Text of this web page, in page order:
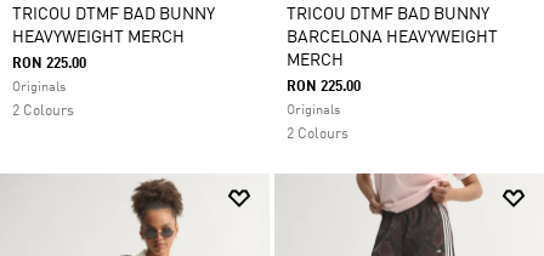
TRICOU DTMF BAD BUNNY
HEAVYWEIGHT MERCH
RON 225.00
Originals
2 Colours
TRICOU DTMF BAD BUNNY
BARCELONA HEAVYWEIGHT
MERCH
RON 225.00
Originals
2 Colours